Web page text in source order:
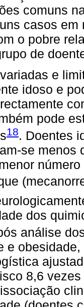
comuns
casos
o pobre
de
e
idoso e
pode
18. Doentes
se menos
dos
análise
e
8,6